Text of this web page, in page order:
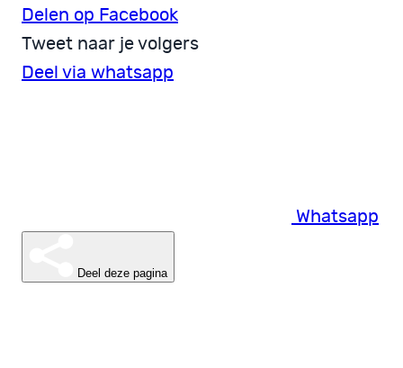
Delen op Facebook
Tweet naar je volgers
Deel via whatsapp
Whatsapp
Deel deze pagina